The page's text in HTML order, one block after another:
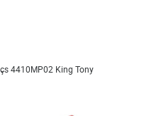
4410MP02 King Tony